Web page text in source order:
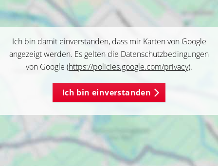
Ich bin damit einverstanden, dass mir Karten von Google
angezeigt werden. Es gelten die Datenschutzbedingungen
von Google (https://policies.google.com/privacy).
Ich bin einverstanden